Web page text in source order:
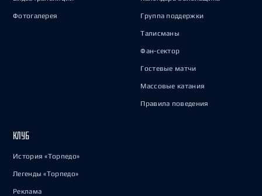
Фотогалерея Группа поддержки
Талисманы
Фан-сектор
Гостевые матчи
Массовые катания
Правила поведения
КЛУБ
История «Торпедо»
Легенды «Торпедо»
Реклама